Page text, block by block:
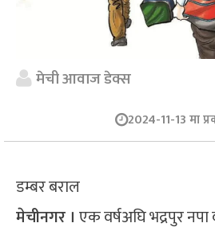
मेची आवाज डेक्स
2024-11-13 मा
डम्बर बराल
मेचीनगर । एक वर्षअघि भद्रपुर